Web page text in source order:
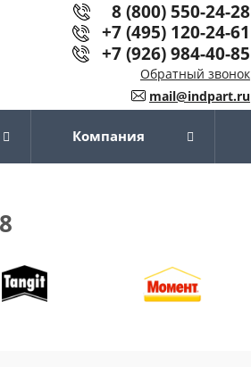
8 (800) 550-24-28
+7 (495) 120-24-61
+7 (926) 984-40-85
Обратный звонок
mail@indpart.ru
Компания